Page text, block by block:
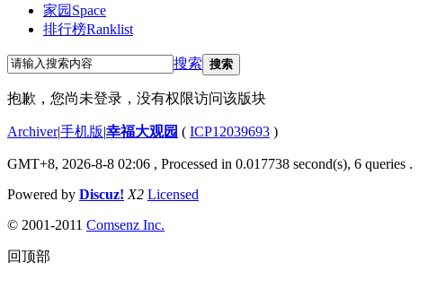
家园 Space
排行榜Ranklist
搜索 搜索
抱歉，您尚未登录，没有权限访问该版块
Archiver|手机版|幸福大观园 ( ICP12039693 )
GMT+8, 2026-8-8 02:06 , Processed in 0.017738 second(s), 6 queries .
Powered by Discuz! X2 Licensed
© 2001-2011 Comsenz Inc.
回顶部